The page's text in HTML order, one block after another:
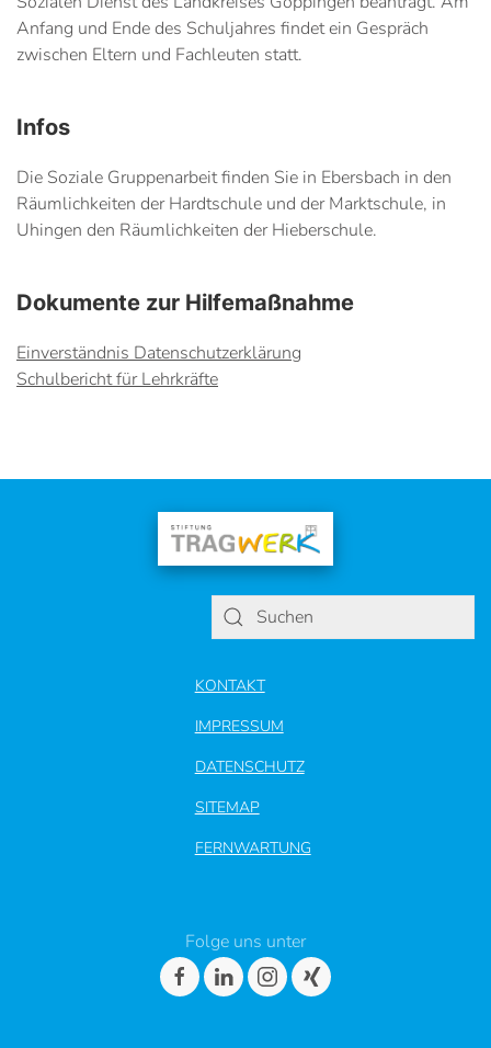
Anfang und Ende des Schuljahres findet ein Gespräch
zwischen Eltern und Fachleuten statt.
Infos
Die Soziale Gruppenarbeit finden Sie in Ebersbach in den
Räumlichkeiten der Hardtschule und der Marktschule, in
Uhingen den Räumlichkeiten der Hieberschule.
Dokumente zur Hilfemaßnahme
Einverständnis Datenschutzerklärung
Schulbericht für Lehrkräfte
KONTAKT
IMPRESSUM
DATENSCHUTZ
SITEMAP
FERNWARTUNG
Folge uns unter